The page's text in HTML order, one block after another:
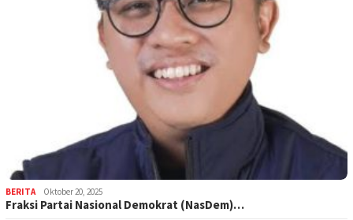
BERITA Oktober 20, 2025
Fraksi Partai Nasional Demokrat (NasDem)…